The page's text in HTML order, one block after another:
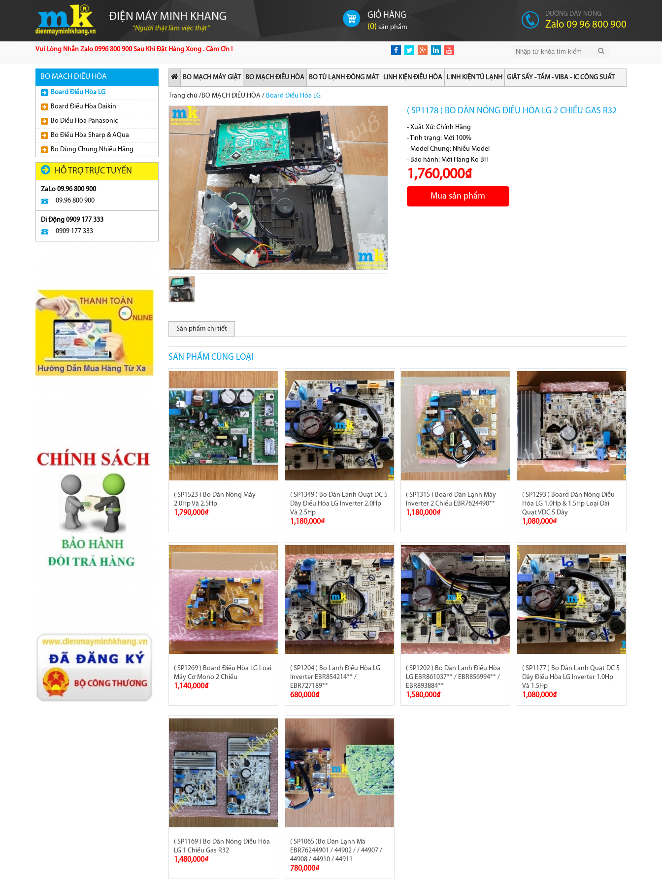
GIỎ HÀNG
(0) sản phẩm
ĐƯỜNG DÂY NÓNG
Zalo 09 96 800 900
Vui Lòng Nhắn Zalo 0996 800 900 Sau Khi Đặt Hàng Xong . Cảm Ơn !
BO MẠCH ĐIỀU HÒA
Board Điều Hòa LG
Board Điều Hòa Daikin
Bo Điều Hòa Panasonic
Bo Điều Hòa Sharp & AQua
Bo Dùng Chung Nhiều Hãng
HỖ TRỢ TRỰC TUYẾN
ZaLo 09.96 800 900
09.96 800 900
Di Động 0909 177 333
0909 177 333
BO MẠCH MÁY GIẶT BO MẠCH ĐIỀU HÒA BO TỦ LẠNH ĐÔNG MÁT LINH KIỆN ĐIỀU HÒA LINH KIỆN TỦ LẠNH GIẶT SẤY - TẮM - VIBA - IC CÔNG SUẤT
Trang chủ /BO MẠCH ĐIỀU HÒA / Board Điều Hòa LG
( SP1178 ) BO DÀN NÓNG ĐIỀU HÒA LG 2 CHIỀU GAS R32
- Xuất Xứ: Chính Hãng
- Tình trạng: Mới 100%
- Model Chung: Nhiều Model
- Bảo hành: Mới Hãng Ko BH
1,760,000₫
Mua sản phẩm
Sản phẩm chi tiết
SẢN PHẨM CÙNG LOẠI
( SP1523 ) Bo Dàn Nóng Máy
2.0Hp Và 2.5Hp
1,790,000₫
( SP1349 ) Bo Dàn Lạnh Quạt DC 5
Dây Điều Hòa LG Inverter 2.0Hp
Và 2.5Hp
1,180,000₫
( SP1315 ) Board Dàn Lạnh Máy
Inverter 2 Chiều EBR7624490**
1,180,000₫
( SP1293 ) Board Dàn Nóng Điều
Hòa LG 1.0Hp & 1.5Hp Loại Dài
Quạt VDC 5 Dây
1,080,000₫
( SP1269 ) Board Điều Hòa LG Loại
Máy Cơ Mono 2 Chiều
1,140,000₫
( SP1204 ) Bo Lạnh Điều Hòa LG
Inverter EBR854214** /
EBR727189**
680,000₫
( SP1202 ) Bo Dàn Lạnh Điều Hòa
LG EBR861037** / EBR856994** /
EBR893884**
1,580,000₫
( SP1177 ) Bo Dàn Lạnh Quạt DC 5
Dây Điều Hòa LG Inverter 1.0Hp
Và 1.5Hp
1,080,000₫
( SP1169 ) Bo Dàn Nóng Điều Hòa
LG 1 Chiều Gas R32
1,480,000₫
( SP1065 )Bo Dàn Lạnh Mã
EBR76244901 / 44902 / / 44907 /
44908 / 44910 / 44911
780,000₫